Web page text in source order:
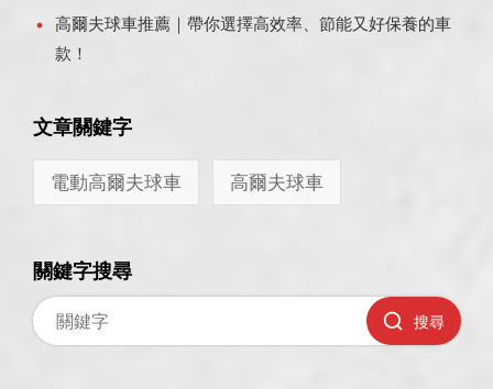
高爾夫球車推薦｜帶你選擇高效率、節能又好保養的車
款！
文章關鍵字
電動高爾夫球車 高爾夫球車
關鍵字搜尋
搜尋